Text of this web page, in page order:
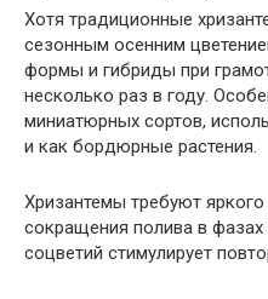
Хотя традиционные
сезонным осенним
формы и гибриды при
несколько раз в году.
миниатюрных сортов,
и как бордюрные растения.
Хризантемы требуют
сокращения полива в
соцветий стимулирует